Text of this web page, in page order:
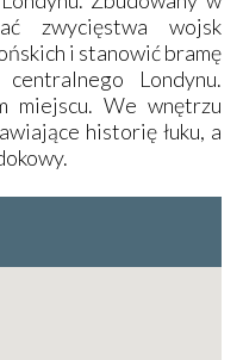
zwycięstwa wojsk
i stanowić bramę
Londynu.
miejscu. We wnętrzu
historię łuku, a